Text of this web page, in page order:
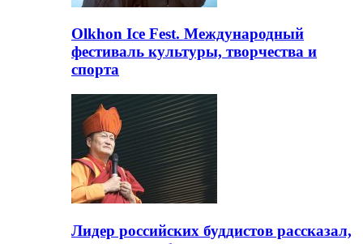
Olkhon Ice Fest. Международный
фестиваль культуры, творчества и
спорта
Лидер российских буддистов рассказал,